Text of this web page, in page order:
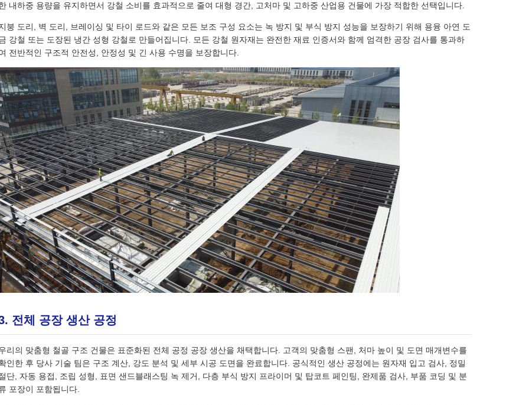
내하중 용량을 유지하면서 강철 소비를 효과적으로 줄여 대형 경간, 고처마 및 고하중 산업용 건물에 가장 적합한 선택입니다.
붕 도리, 벽 도리, 브레이싱 및 타이 로드와 같은 모든 보조 구성 요소는 녹 방지 및 부식 방지 성능을 보장하기 위해 용융 아연 도
강철 또는 도장된 냉간 성형 강철로 만들어집니다. 모든 강철 원자재는 완전한 재료 인증서와 함께 엄격한 공장 검사를 통과하
전반적인 구조적 안전성, 안정성 및 긴 사용 수명을 보장합니다.
전체 공장 생산 공정
리의 맞춤형 철골 구조 건물은 표준화된 전체 공정 공장 생산을 채택합니다. 고객의 맞춤형 스팬, 처마 높이 및 도면 매개변수를
인한 후 당사 기술 팀은 구조 계산, 강도 분석 및 세부 시공 도면을 완료합니다. 공식적인 생산 공정에는 원자재 입고 검사, 정밀
단, 자동 용접, 조립 성형, 표면 샌드블래스팅 녹 제거, 다층 부식 방지 프라이머 및 탑코트 페인팅, 완제품 검사, 부품 코딩 및 분
포장이 포함됩니다.